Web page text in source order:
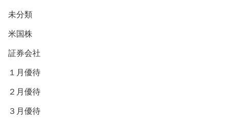
未分類
米国株
証券会社
１月優待
２月優待
３月優待